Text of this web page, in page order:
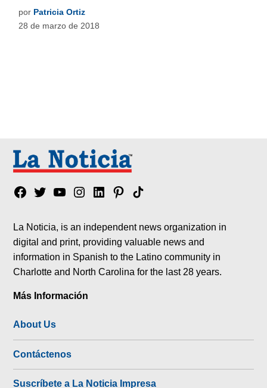
por Patricia Ortiz
28 de marzo de 2018
Facebook
TwitterYouTubeInstagram
LinkedinPinterest
Tik
La Noticia, is an independent news organization in
digital and print, providing valuable news and
information in Spanish to the Latino community in
Charlotte and North Carolina for the last 28 years.
Más Información
About Us
Contáctenos
Suscríbete a La Noticia Impresa